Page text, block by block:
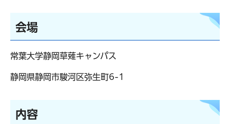
会場
常葉大学静岡草薙キャンパス
静岡県静岡市駿河区弥生町6-1
内容